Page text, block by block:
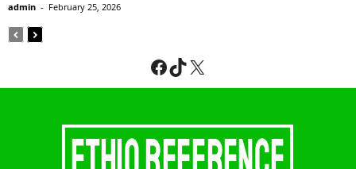
admin - February 25, 2026
Facebook
TikTok
X